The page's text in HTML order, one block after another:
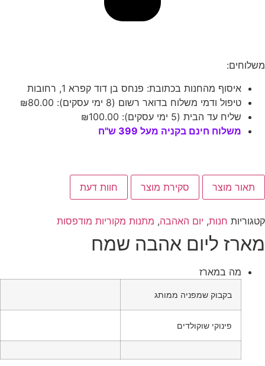
משלוחים:
איסוף מהחנות בכתובת: פנחס בן דוד קפרא 1, רחובות
טיפול ודמי משלוח בדואר רשום (8 ימי עסקים):
₪80.00
שליח עד הבית (5 ימי עסקים):
₪100.00
משלוח חינם בקניה מעל 399 ש"ח
תאור מוצר סקירת מוצר חוות דעת
קטגוריות חנות, יום האהבה, מתנות מקוריות מודפסות
מארז ליום אהבה שמח
מה במארז
בקבוק שמפניה ממותג
פינוקי שוקולדים